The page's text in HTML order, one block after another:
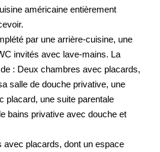
américaine entièrement
par une arrière-cuisine, une
invités avec lave-mains. La
: Deux chambres avec placards,
salle de douche privative, une
placard, une suite parentale
bains privative avec douche et
avec placards, dont un espace